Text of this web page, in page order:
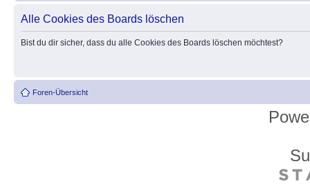
Alle Cookies des Boards löschen
Bist du dir sicher, dass du alle Cookies des Boards löschen möchtest?
Foren-Übersicht